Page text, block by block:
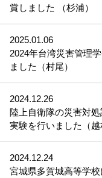
賞しました （杉浦）
2025.01.06
2024年台湾災害管理
ました（村尾）
2024.12.26
陸上自衛隊の災害対
実験を行いました（越
2024.12.24
宮城県多賀城高等学